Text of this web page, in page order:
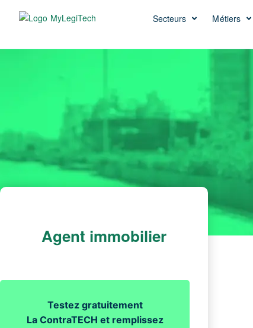
Secteurs Métiers
Agent immobilier
Testez gratuitement
La ContraTECH et remplissez